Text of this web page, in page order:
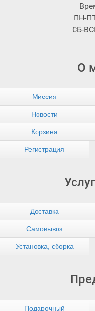
ПН-
СБ-
О
Миссия
Новости
Корзина
Регистрация
Доставка
Самовывоз
Установка, сборка
Подарочный